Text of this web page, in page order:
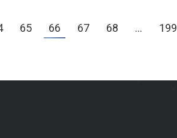
65 66 67 68 … 199